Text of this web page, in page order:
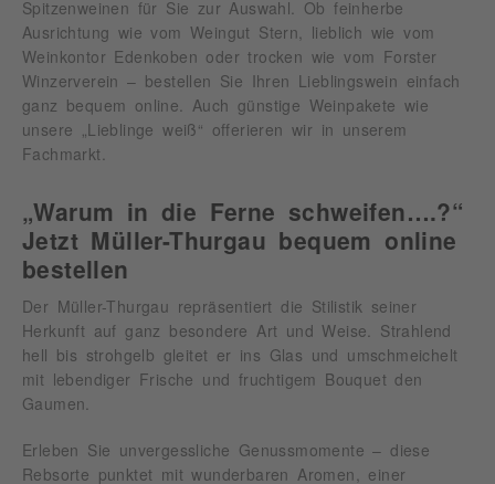
Spitzenweinen für Sie zur Auswahl. Ob feinherbe
Ausrichtung wie vom Weingut Stern, lieblich wie vom
Weinkontor Edenkoben oder trocken wie vom Forster
Winzerverein – bestellen Sie Ihren Lieblingswein einfach
ganz bequem online. Auch günstige Weinpakete wie
unsere „Lieblinge weiß“ offerieren wir in unserem
Fachmarkt.
„Warum in die Ferne schweifen….?“
Jetzt Müller-Thurgau bequem online
bestellen
Der Müller-Thurgau repräsentiert die Stilistik seiner
Herkunft auf ganz besondere Art und Weise. Strahlend
hell bis strohgelb gleitet er ins Glas und umschmeichelt
mit lebendiger Frische und fruchtigem Bouquet den
Gaumen.
Erleben Sie unvergessliche Genussmomente – diese
Rebsorte punktet mit wunderbaren Aromen, einer